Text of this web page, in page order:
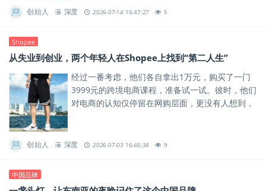
创始人 深度 2026-07-14 16:47:27 5
Shopee
从失业到创业，两个年轻人在Shopee上找到“第二人生”
经过一番考虑，他们各自拿出1万元，购买了一门
3999元的跨境电商课程，准备试一试。彼时，他们
对电商的认知仅停留在网购层面，更没有人想到，
创始人 深度 2026-07-03 16:46:34 9
中国品牌